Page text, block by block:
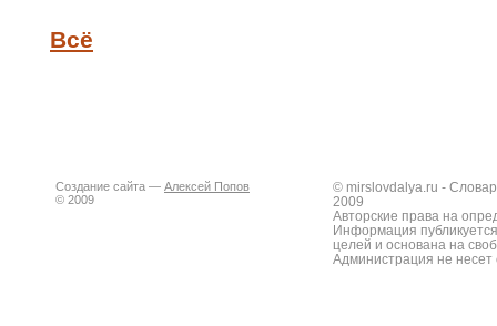
Всё
Создание сайта — Алексей Попов
© 2009
© mirslovdalya.ru -
2009
Авторские права на
Информация
целей и основана на
Администрация не несет